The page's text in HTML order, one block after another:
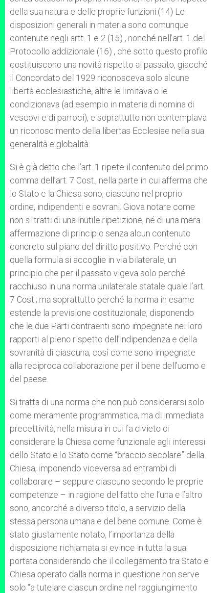
della sua natura e delle proprie funzioni.(14) Le
disposizioni generali in materia sono comunque
contenute negli artt. 1 e 2 (15) , nonché nell’art. 1 del
Protocollo addizionale (16) , che sotto questo profilo
costituiscono una novità rispetto al passato, giacché
il Concordato del 1929 riconosceva solo alcune
libertà ecclesiastiche, altre le limitava o le
condizionava (ad esempio in materia di nomina di
vescovi e di parroci), e soprattutto non contemplava
un riconoscimento della libertas Ecclesiae nella sua
generalità e globalità.
Si è già detto che l’art. 1 ripete il contenuto del primo
comma dell’art. 7 Cost., nella parte in cui afferma che
lo Stato e la Chiesa sono, ciascuno nel proprio
ordine, indipendenti e sovrani. Giova notare come
non si tratti di una inutile ripetizione, né di una mera
affermazione di principio senza alcun contenuto
concreto sul piano del diritto positivo. Perché con
quella formula si accoglie in via bilaterale, un
principio che per il passato vigeva solo perché
racchiuso in una norma unilaterale statale quale l’art.
7 Cost.; ma soprattutto perché la norma in esame
estende la previsione costituzionale, disponendo
che le due Parti contraenti sono impegnate nei loro
rapporti al pieno rispetto dell’indipendenza e della
sovranità di ciascuna, così come sono impegnate
alla reciproca collaborazione per il bene dell’uomo e
del paese.
Si tratta di una norma che non può considerarsi solo
come meramente programmatica, ma di immediata
precettività, nella misura in cui fa divieto di
considerare la Chiesa come funzionale agli interessi
dello Stato e lo Stato come “braccio secolare” della
Chiesa, imponendo viceversa ad entrambi di
collaborare – seppure ciascuno secondo le proprie
competenze – in ragione del fatto che l’una e l’altro
sono, ancorché a diverso titolo, a servizio della
stessa persona umana e del bene comune. Come è
stato giustamente notato, l’importanza della
disposizione richiamata si evince in tutta la sua
portata considerando che il collegamento tra Stato e
Chiesa operato dalla norma in questione non serve
solo “a tutelare ciascun ordine nel raggiungimento